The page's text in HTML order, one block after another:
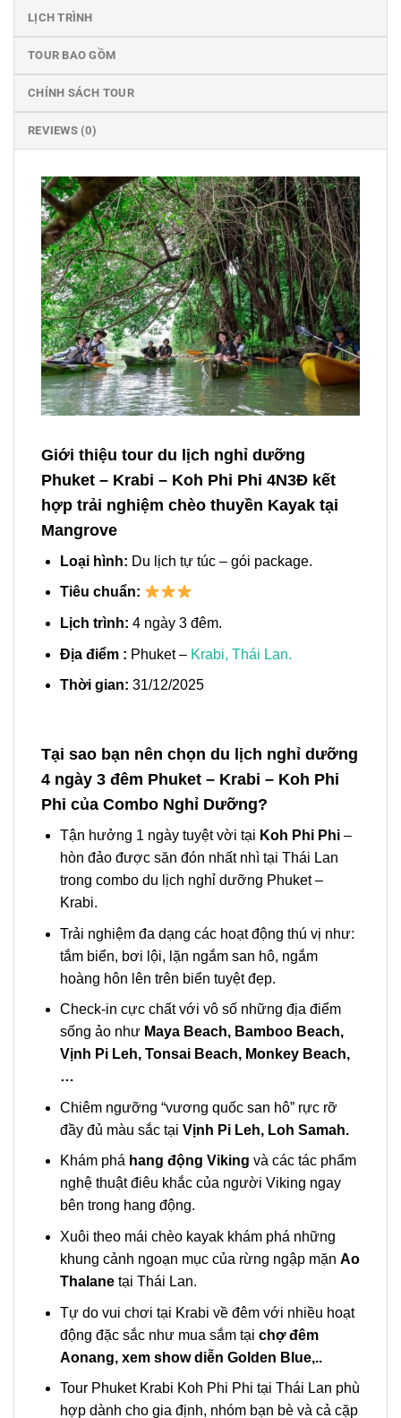
LỊCH TRÌNH
TOUR BAO GỒM
CHÍNH SÁCH TOUR
REVIEWS (0)
Giới thiệu tour du lịch nghỉ dưỡng
Phuket – Krabi – Koh Phi Phi 4N3Đ kết
hợp trải nghiệm chèo thuyền Kayak tại
Mangrove
Loại hình: Du lịch tự túc – gói package.
Tiêu chuẩn:
Lịch trình: 4 ngày 3 đêm.
Địa điểm : Phuket – Krabi, Thái Lan.
Thời gian: 31/12/2025
Tại sao bạn nên chọn du lịch nghỉ dưỡng
4 ngày 3 đêm Phuket – Krabi – Koh Phi
Phi của Combo Nghỉ Dưỡng?
Tận hưởng 1 ngày tuyệt vời tại Koh Phi Phi –
hòn đảo được săn đón nhất nhì tại Thái Lan
trong combo du lịch nghỉ dưỡng Phuket –
Krabi.
Trải nghiệm đa dạng các hoạt động thú vị như:
tắm biển, bơi lội, lặn ngắm san hô, ngắm
hoàng hôn lên trên biển tuyệt đẹp.
Check-in cực chất với vô số những địa điểm
sống ảo như Maya Beach, Bamboo Beach,
Vịnh Pi Leh, Tonsai Beach, Monkey Beach,
…
Chiêm ngưỡng “vương quốc san hô” rực rỡ
đầy đủ màu sắc tại Vịnh Pi Leh, Loh Samah.
Khám phá hang động Viking và các tác phẩm
nghệ thuật điêu khắc của người Viking ngay
bên trong hang động.
Xuôi theo mái chèo kayak khám phá những
khung cảnh ngoạn mục của rừng ngập mặn Ao
Thalane tại Thái Lan.
Tự do vui chơi tại Krabi về đêm với nhiều hoạt
động đặc sắc như mua sắm tại chợ đêm
Aonang, xem show diễn Golden Blue,..
Tour Phuket Krabi Koh Phi Phi tại Thái Lan phù
hợp dành cho gia định, nhóm bạn bè và cả cặp